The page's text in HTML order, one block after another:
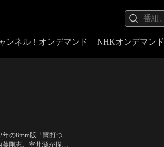
ンネル！オンデマンド NHKオンデマンド
の8mm版「闇打つ
剛志、室井滋が描き